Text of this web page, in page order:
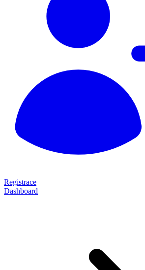
Registrace
Dashboard